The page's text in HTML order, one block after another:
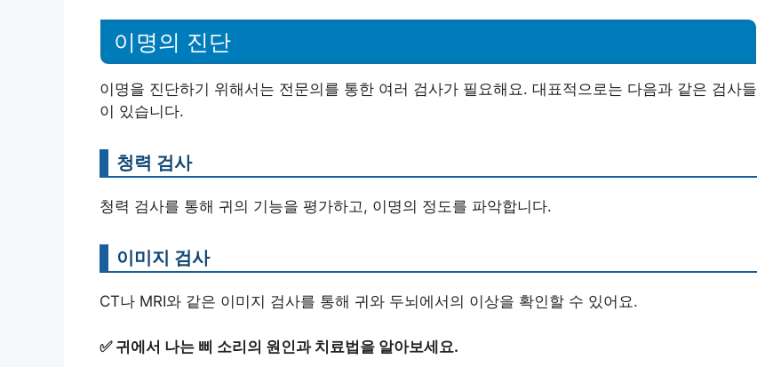
이명의 진단
이명을 진단하기 위해서는 전문의를 통한 여러 검사가 필요해요. 대표적으로는 다음과 같은 검사들
이 있습니다.
청력 검사
청력 검사를 통해 귀의 기능을 평가하고, 이명의 정도를 파악합니다.
이미지 검사
CT나 MRI와 같은 이미지 검사를 통해 귀와 두뇌에서의 이상을 확인할 수 있어요.
✅ 귀에서 나는 삐 소리의 원인과 치료법을 알아보세요.